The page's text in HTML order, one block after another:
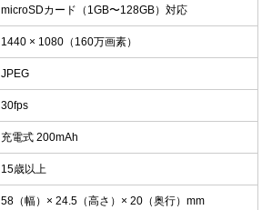
microSDカード（1GB〜128GB）対応
1440 × 1080（160万画素）
JPEG
30fps
充電式 200mAh
15歳以上
58（幅）× 24.5（高さ）× 20（奥行）mm